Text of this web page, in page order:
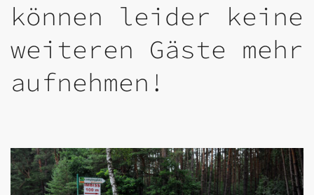
können leider keine
weiteren Gäste mehr
aufnehmen!